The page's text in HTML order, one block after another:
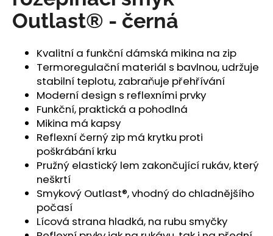
Outlast® - černá
Kvalitní a funkční dámská mikina na zip
Termoregulační materiál s bavlnou, udržuje
stabilní teplotu, zabraňuje přehřívání
Moderní design s reflexními prvky
Funkční, praktická a pohodlná
Mikina má kapsy
Reflexní černý zip má krytku proti
poškrábání krku
Pružný elastický lem zakončující rukáv, který
neškrtí
Smykový Outlast®, vhodný do chladnějšího
počasí
Lícová strana hladká, na rubu smyčky
u
j
ŠORTKY
HIGH
LONG
DÁMSKÉ
TENKÉ
OUTLAST®
ČERNÁ
759